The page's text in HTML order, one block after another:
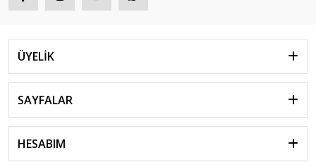
ÜYELİK
SAYFALAR
HESABIM